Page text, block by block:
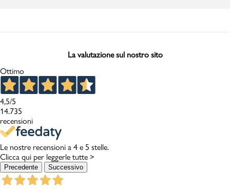
La valutazione sul nostro sito
Ottimo
4,5/5
14.735
recensioni
Le nostre recensioni a 4 e 5 stelle.
Clicca qui per leggerle tutte >
Precedente Successivo